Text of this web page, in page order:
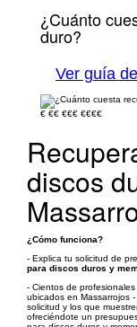
¿Cuánto
duro?
Ver guía
€ €€ €€€ €€€€
discos
¿Cómo funciona?
- Explica tu solicitud de
para discos duros y
- Cientos de
ubicados en Massarrojos
solicitud y los que
ofreciéndote un